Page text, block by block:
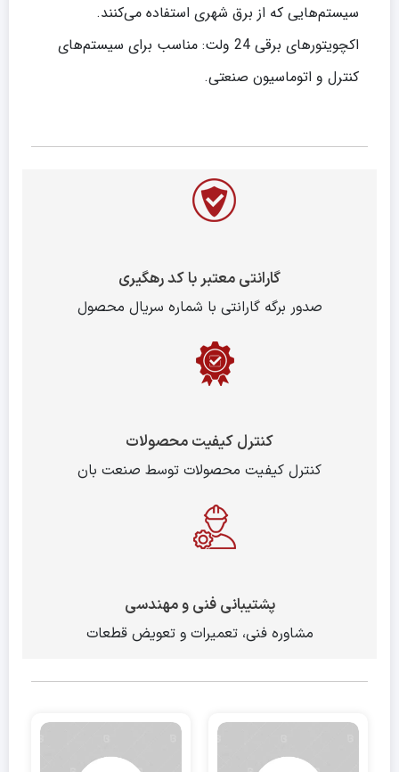
سیستم‌هایی که از برق شهری استفاده می‌کنند.
اکچویتورهای برقی 24 ولت: مناسب برای سیستم‌های
کنترل و اتوماسیون صنعتی.
گارانتی معتبر با کد رهگیری
صدور برگه گارانتی با شماره سریال محصول
کنترل کیفیت محصولات
کنترل کیفیت محصولات توسط صنعت بان
پشتیبانی فنی و مهندسی
مشاوره فنی، تعمیرات و تعویض قطعات